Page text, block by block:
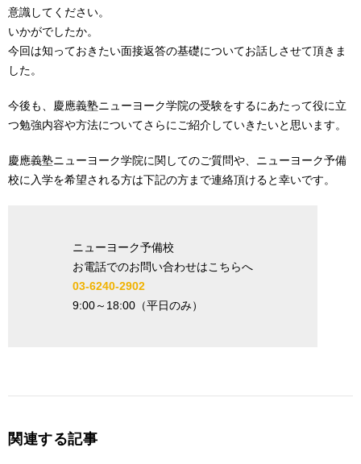
意識してください。
いかがでしたか。
今回は知っておきたい面接返答の基礎についてお話しさせて頂きま
した。
今後も、慶應義塾ニューヨーク学院の受験をするにあたって役に立
つ勉強内容や方法についてさらにご紹介していきたいと思います。
慶應義塾ニューヨーク学院に関してのご質問や、ニューヨーク予備
校に入学を希望される方は下記の方まで連絡頂けると幸いです。
ニューヨーク予備校
お電話でのお問い合わせはこちらへ
03-6240-2902
9:00～ 18:00 （平日のみ）
関連する記事